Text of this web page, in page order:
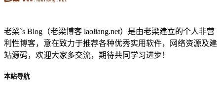
老梁`s Blog（老梁博客 laoliang.net）是由老梁建立的个人非营
利性博客，意在致力于推荐各种优秀实用软件，网络资源及建
站源码，欢迎大家多交流，期待共同学习进步！
本站导航